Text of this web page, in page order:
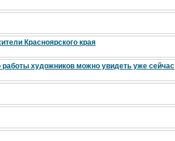
Красноярского края
работы художников можно увидеть уже сейчас